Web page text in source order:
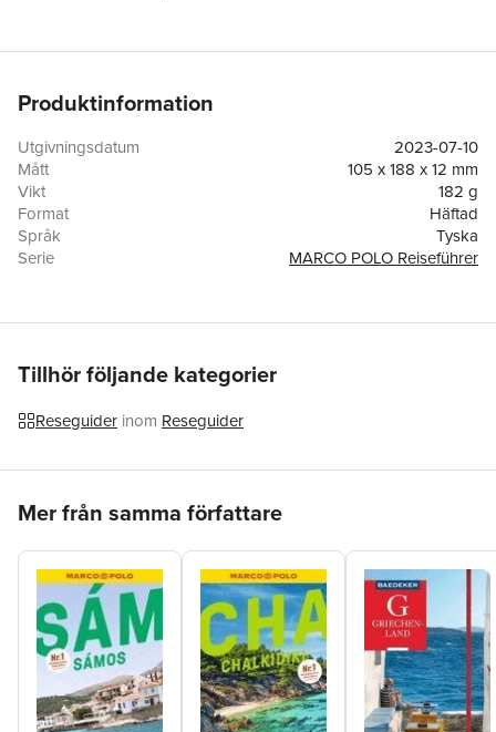
Produktinformation
Utgivningsdatum
2023-07-10
Mått
105 x 188 x 12 mm
Vikt
182 g
Format
Häftad
Språk
Tyska
Serie
MARCO POLO Reiseführer
Förlag
Mairdumont
Tillhör följande kategorier
Reseguider inom Reseguider
Mer från samma författare